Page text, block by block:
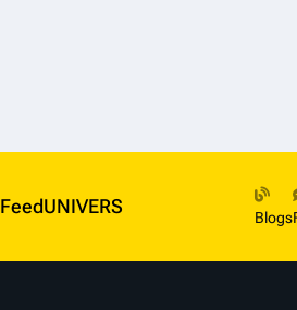
FeedUNIVERS Blogs